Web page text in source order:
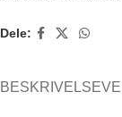
Dele:
BESKRIVELSE